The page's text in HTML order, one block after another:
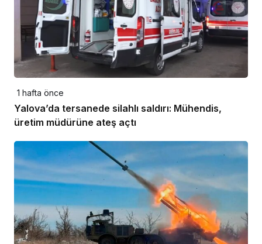
1 hafta önce
Yalova’da tersanede silahlı saldırı: Mühendis,
üretim müdürüne ateş açtı